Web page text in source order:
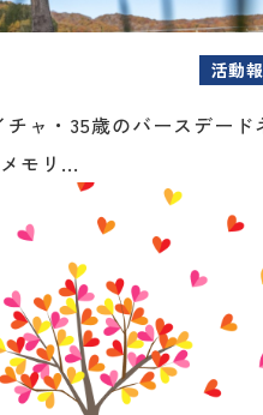
活動
ャ・35歳のバースデード
モリ...